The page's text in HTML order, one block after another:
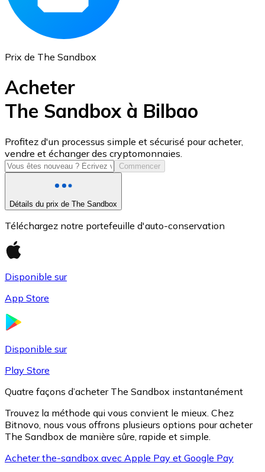
USD Coin
USDC
Prix de The Sandbox
Acheter
The Sandbox à Bilbao
Profitez d'un processus simple et sécurisé pour acheter,
vendre et échanger des cryptomonnaies.
Commencer
Détails du prix de The Sandbox
Téléchargez notre portefeuille d'auto-conservation
Disponible sur
App Store
Disponible sur
Play Store
Quatre façons d’acheter The Sandbox instantanément
Trouvez la méthode qui vous convient le mieux. Chez
Bitnovo, nous vous offrons plusieurs options pour acheter
The Sandbox de manière sûre, rapide et simple.
Acheter the-sandbox avec Apple Pay et Google Pay